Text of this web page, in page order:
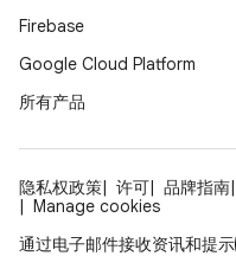
Firebase
Google Cloud Platform
所有产品
隐私权政策 许可 品牌指南
Manage cookies
通过电子邮件接收资讯和提示